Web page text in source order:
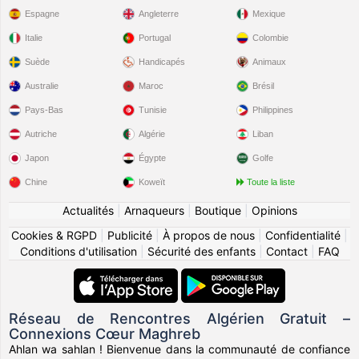
Espagne
Italie
Suède
Angleterre
Portugal
Handicapés
Mexique
Colombie
Animaux
Australie
Pays-Bas
Autriche
Japon
Chine
Maroc
Tunisie
Algérie
Égypte
Koweït
Brésil
Philippines
Liban
Golfe
Toute la liste
Actualités| Arnaqueurs| Boutique| Opinions
Cookies & RGPD
Publicité À propos de nous Confidentialité
Conditions d'utilisation| Sécurité des enfants| Contact| FAQ
Réseau de Rencontres Algérien Gratuit –
Connexions Cœur Maghreb
Ahlan wa sahlan ! Bienvenue dans la communauté de confiance